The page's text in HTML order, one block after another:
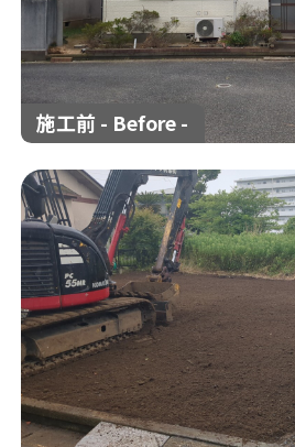
現場ブログ
補助金情報
来店予
施工前 - Before -